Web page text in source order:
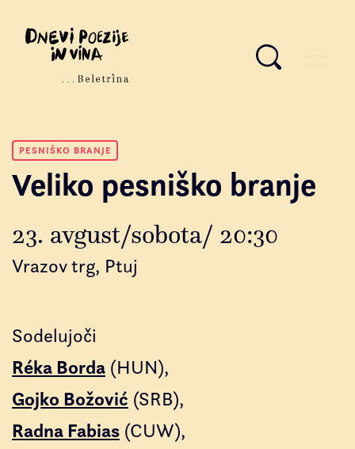
PESNIŠKO BRANJE
Veliko pesniško branje
23. avgust/sobota/ 20:30
Vrazov trg, Ptuj
Sodelujoči
Réka Borda (HUN)
Gojko Božović (SRB)
Radna Fabias (CUW)